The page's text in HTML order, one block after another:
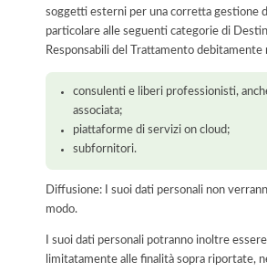
soggetti esterni per una corretta gestione
particolare alle seguenti categorie di
Responsabili del Trattamento debitamente
consulenti e liberi professionisti,
associata;
piattaforme di servizi on cloud;
subfornitori.
Diffusione: I suoi dati personali non
modo.
I suoi dati personali potranno inoltre
limitatamente alle finalità sopra riportate,